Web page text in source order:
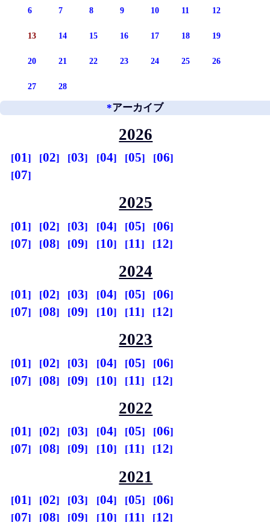
6 7 8 9 10 11 12
13 14 15 16 17 18 19
20 21 22 23 24 25 26
27 28
*アーカイブ
2026
01 02 03 04 05
06
07
2025
01 02 03 04 05
06
07
08 09 10 11 12
2024
01 02 03 04 05
06
07
08 09 10 11 12
2023
01 02 03 04 05
06
07
08 09 10 11 12
2022
01 02 03 04 05
06
07
08 09 10 11 12
2021
01 02 03 04 05
06
07
08 09 10 11 12